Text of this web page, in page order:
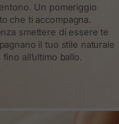
Un pomeriggio
che ti accompagna.
smettere di essere te
il tuo stile naturale
all’ultimo ballo.